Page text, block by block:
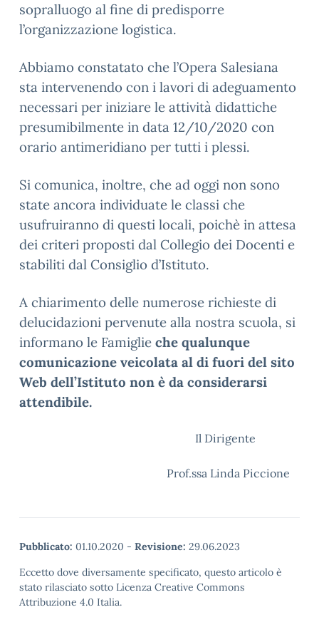
sopralluogo al fine di predisporre
l’organizzazione logistica.
Abbiamo constatato che l’Opera Salesiana
sta intervenendo con i lavori di adeguamento
necessari per iniziare le attività didattiche
presumibilmente in data 12/10/2020 con
orario antimeridiano per tutti i plessi.
Si comunica, inoltre, che ad oggi non sono
state ancora individuate le classi che
usufruiranno di questi locali, poichè in attesa
dei criteri proposti dal Collegio dei Docenti e
stabiliti dal Consiglio d’Istituto.
A chiarimento delle numerose richieste di
delucidazioni pervenute alla nostra scuola, si
informano le Famiglie che qualunque
comunicazione veicolata al di fuori del sito
Web dell’Istituto non è da considerarsi
attendibile.
Il Dirigente
Prof.ssa Linda Piccione
Pubblicato: 01.10.2020 - Revisione: 29.06.2023
Eccetto dove diversamente specificato, questo articolo è
stato rilasciato sotto Licenza Creative Commons
Attribuzione 4.0 Italia.